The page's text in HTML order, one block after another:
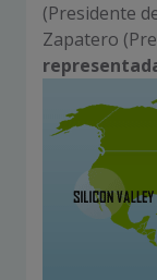
(Presidente
Zapatero